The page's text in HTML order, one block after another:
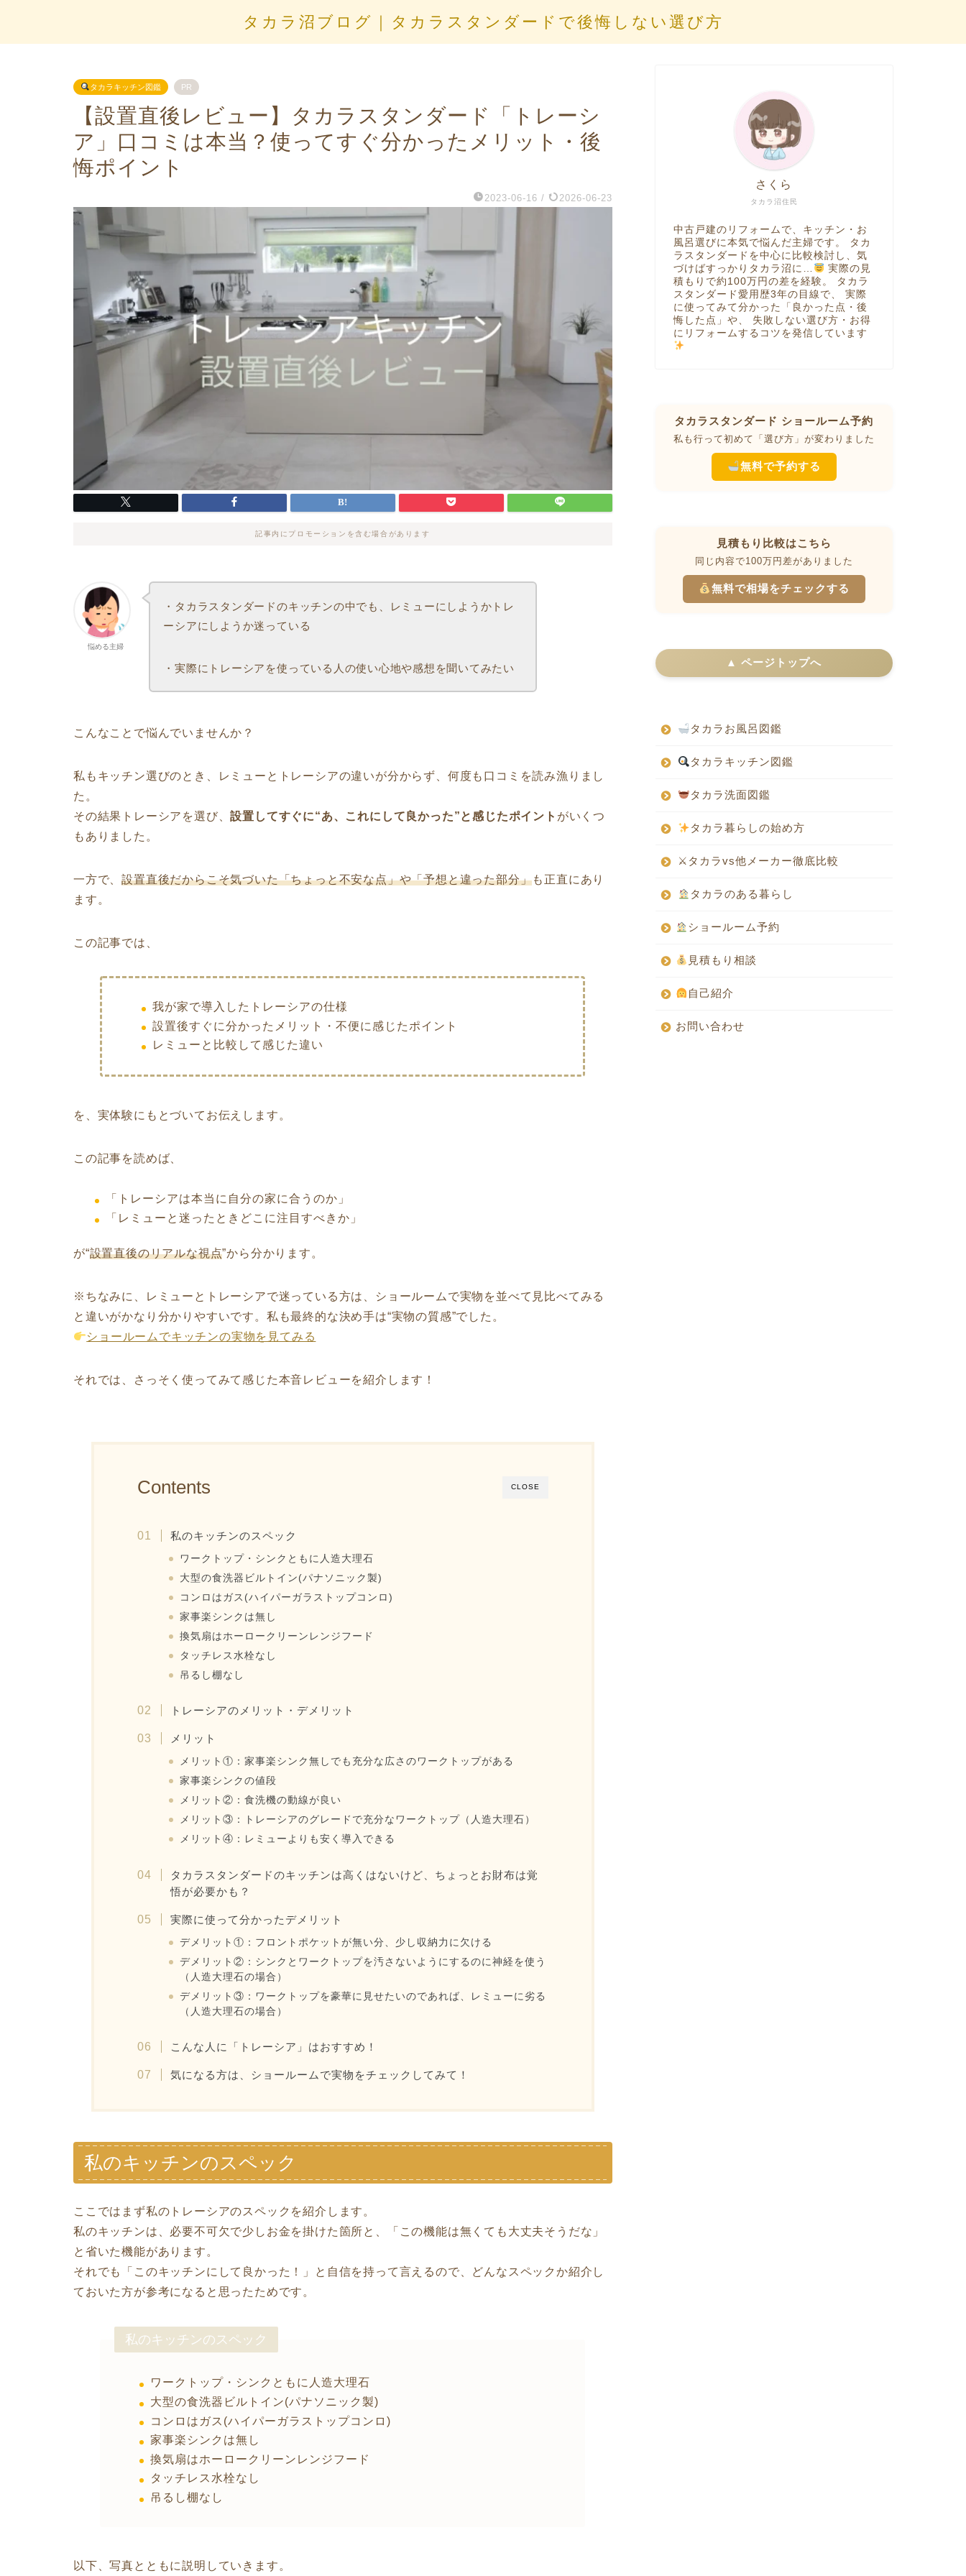
タカラ沼ブログ｜タカラスタンダードで後悔しない選び方
タカラキッチン図鑑 PR
【設置直後レビュー】タカラスタンダード「トレーシ
ア」口コミは本当？使ってすぐ分かったメリット・後
悔ポイント
2023-06-16 / 2026-06-23
記事内にプロモーションを含む場合があります
悩める主婦
・タカラスタンダードのキッチンの中でも、レミューにしようかトレ
ーシアにしようか迷っている
・実際にトレーシアを使っている人の使い心地や感想を聞いてみたい
こんなことで悩んでいませんか？
私もキッチン選びのとき、レミューとトレーシアの違いが分からず、何度も口コミを読み漁りまし
た。
その結果トレーシアを選び、設置してすぐに“あ、これにして良かった”と感じたポイント がいくつ
もありました。
一方で、設置直後だからこそ気づいた「ちょっと不安な点」や「予想と違った部分」も正直にあり
ます。
この記事では、
我が家で導入したトレーシアの仕様
設置後すぐに分かったメリット・不便に感じたポイント
レミューと比較して感じた違い
を、実体験にもとづいてお伝えします。
この記事を読めば、
「トレーシアは本当に自分の家に合うのか」
「レミューと迷ったときどこに注目すべきか」
が“設置直後のリアルな視点”から分かります。
※ちなみに、レミューとトレーシアで迷っている方は、ショールームで実物を並べて見比べてみる
と違いがかなり分かりやすいです。私も最終的な決め手は“実物の質感”でした。
ショールームでキッチンの実物を見てみる
それでは、さっそく使ってみて感じた本音レビューを紹介します！
CLOSE
Contents
私のキッチンのスペック
ワークトップ・シンクともに人造大理石
大型の食洗器ビルトイン(パナソニック製)
コンロはガス(ハイパーガラストップコンロ)
家事楽シンクは無し
換気扇はホーロークリーンレンジフード
タッチレス水栓なし
吊るし棚なし
トレーシアのメリット・デメリット
メリット
メリット①：家事楽シンク無しでも充分な広さのワークトップがある
家事楽シンクの値段
メリット②：食洗機の動線が良い
メリット③：トレーシアのグレードで充分なワークトップ（人造大理石）
メリット④：レミューよりも安く導入できる
タカラスタンダードのキッチンは高くはないけど、ちょっとお財布は覚
悟が必要かも？
実際に使って分かったデメリット
デメリット①：フロントポケットが無い分、少し収納力に欠ける
デメリット②：シンクとワークトップを汚さないようにするのに神経を使う
（人造大理石の場合）
デメリット③：ワークトップを豪華に見せたいのであれば、レミューに劣る
（人造大理石の場合）
こんな人に「トレーシア」はおすすめ！
気になる方は、ショールームで実物をチェックしてみて！
私のキッチンのスペック
ここではまず私のトレーシアのスペックを紹介します。
私のキッチンは、必要不可欠で少しお金を掛けた箇所と、「この機能は無くても大丈夫そうだな」
と省いた機能があります。
それでも「このキッチンにして良かった！」と自信を持って言えるので、どんなスペックか紹介し
ておいた方が参考になると思ったためです。
私のキッチンのスペック
ワークトップ・シンクともに人造大理石
大型の食洗器ビルトイン(パナソニック製)
コンロはガス(ハイパーガラストップコンロ)
家事楽シンクは無し
換気扇はホーロークリーンレンジフード
タッチレス水栓なし
吊るし棚なし
以下、写真とともに説明していきます。
タカラ沼住民
さくら
中古戸建のリフォームで、キッチン・お
風呂選びに本気で悩んだ主婦です。 タカ
ラスタンダードを中心に比較検討し、気
づけばすっかりタカラ沼に…
実際の見
積もりで約100万円の差を経験。 タカラ
スタンダード愛用歴3年の目線で、 実際
に使ってみて分かった「良かった点・後
悔した点」や、 失敗しない選び方・お得
にリフォームするコツを発信しています
タカラスタンダード ショールーム予約
私も行って初めて「選び方」が変わりました
無料で予約する
見積もり比較はこちら
同じ内容で100万円差がありました
無料で相場をチェックする
▲ ページトップへ
タカラお風呂図鑑
タカラキッチン図鑑
タカラ洗面図鑑
タカラ暮らしの始め方
⚔タカラvs他メーカー徹底比較
タカラのある暮らし
ショールーム予約
見積もり相談
自己紹介
お問い合わせ